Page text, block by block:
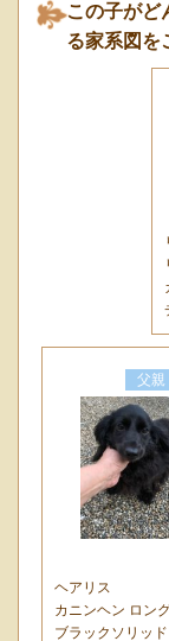
この子がど
る家系図を
父親
ヘアリス
カニンヘン ロン
ブラックソリッド